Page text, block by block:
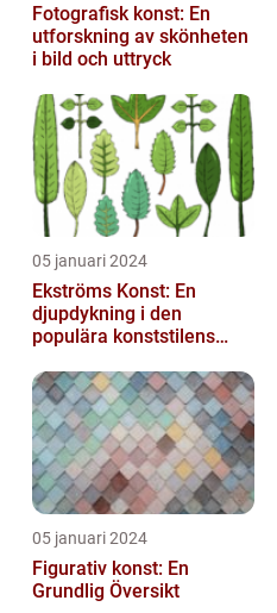
Fotografisk konst: En
utforskning av skönheten
i bild och uttryck
05 januari 2024
Ekströms Konst: En
djupdykning i den
populära konststilens
05 januari 2024
Figurativ konst: En
Grundlig Översikt